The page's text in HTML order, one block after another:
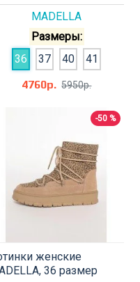
MADELLA
Размеры:
36
37 40
41
4760р. 5950р.
-50 %
женские
36 размер